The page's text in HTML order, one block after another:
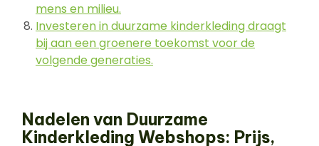
mens en milieu.
Investeren in duurzame kinderkleding draagt
bij aan een groenere toekomst voor de
volgende generaties.
Nadelen van Duurzame
Kinderkleding Webshops: Prijs,